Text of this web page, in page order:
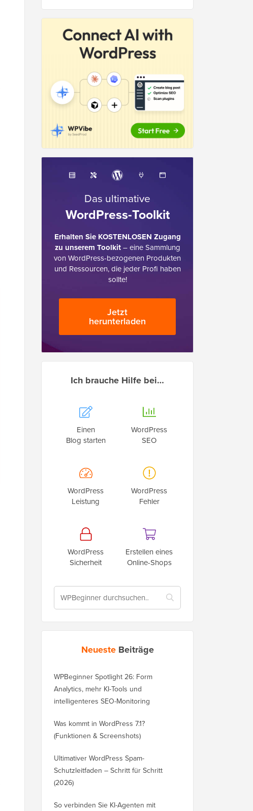
Das ultimative
WordPress-Toolkit
Erhalten Sie KOSTENLOSEN Zugang
zu unserem Toolkit– eine Sammlung
von WordPress-bezogenen Produkten
und Ressourcen, die jeder Profi haben
sollte!
Jetzt
herunterladen
Ich brauche Hilfe bei…
Einen
Blog starten
WordPress
SEO
WordPress
Leistung
WordPress
Fehler
WordPress
Sicherheit
Erstellen eines
Online-Shops
Neueste Beiträge
WPBeginner Spotlight 26: Form
Analytics, mehr KI-Tools und
intelligenteres SEO-Monitoring
Was kommt in WordPress 7.1?
(Funktionen & Screenshots)
Ultimativer WordPress Spam-
Schutzleitfaden – Schritt für Schritt
(2026)
So verbinden Sie KI-Agenten mit